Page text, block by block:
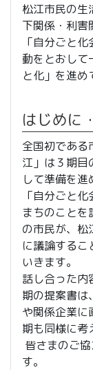
松江市民の生
下関係・利害
「自分ごと
動をとおして
と化」を進め
はじめに
全国初である
江」は３期目
して準備を進
「自分ごと
まちのこと
の市民が、松
に議論する
いきます。
話し合った内
期の提案書は
や関係企業に
期も同様に考
皆さまのご
す。